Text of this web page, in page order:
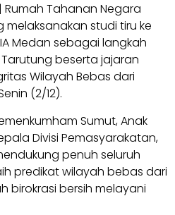
Rumah Tahanan Negara
melaksanakan studi tiru ke
Medan sebagai langkah
beserta jajaran
Wilayah Bebas dari
(2/12).
Sumut, Anak
Divisi Pemasyarakatan,
penuh seluruh
predikat wilayah bebas dari
birokrasi bersih melayani